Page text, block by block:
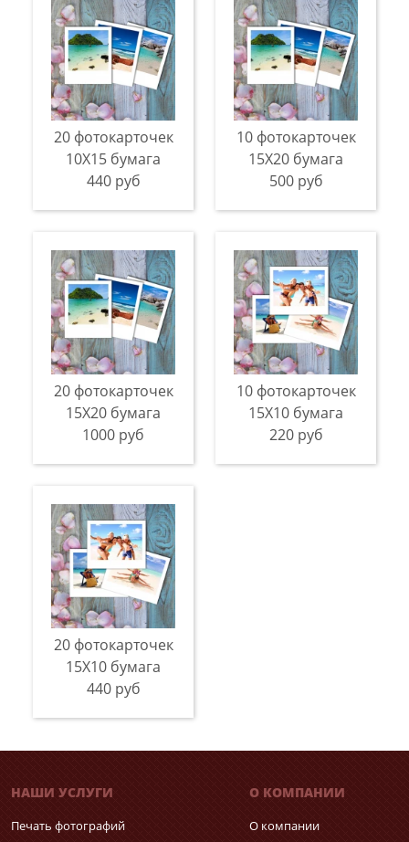
20 фотокарточек
10Х15 бумага
440 руб
10 фотокарточек
15Х20 бумага
500 руб
20 фотокарточек
15Х20 бумага
1000 руб
10 фотокарточек
15Х10 бумага
220 руб
20 фотокарточек
15Х10 бумага
440 руб
НАШИ УСЛУГИ
Печать фотографий
О КОМПАНИИ
О компании